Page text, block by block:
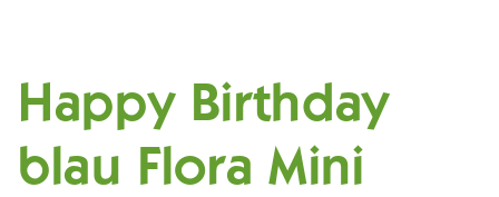
Happy Birthday
blau Flora Mini